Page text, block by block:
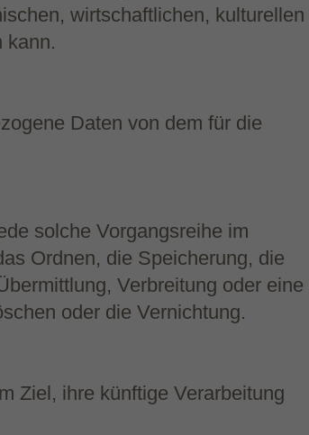
wirtschaftlichen, kulturellen
kann.
Daten von dem für die
solche Vorgangsreihe im
Ordnen, die Speicherung, die
Verbreitung oder eine
oder die Vernichtung.
Ziel, ihre künftige Verarbeitung